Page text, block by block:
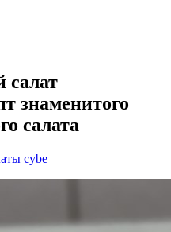
салат
знаменитого
салата
cybe